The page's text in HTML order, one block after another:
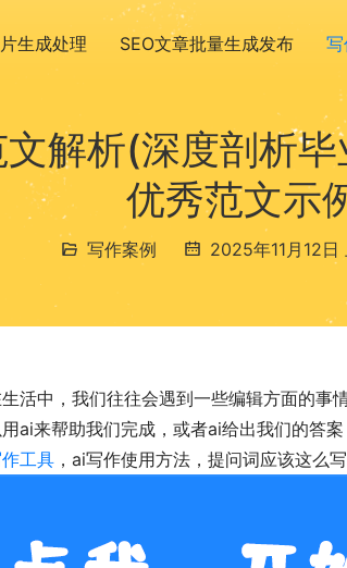
生成处理 SEO文章批量生成发布
解析(深度剖析
优秀范文示
写作案例 2025年11月12
活中，我们往往会遇到一些编辑方面的事
ai来帮助我们完成，或者ai给出我们的答
工具 ，ai写作使用方法，提问词应该这么写